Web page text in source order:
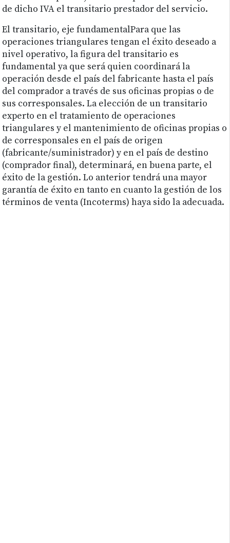
de dicho IVA el transitario prestador del servicio.
El transitario, eje fundamentalPara que las
operaciones triangulares tengan el éxito deseado a
nivel operativo, la figura del transitario es
fundamental ya que será quien coordinará la
operación desde el país del fabricante hasta el país
del comprador a través de sus oficinas propias o de
sus corresponsales. La elección de un transitario
experto en el tratamiento de operaciones
triangulares y el mantenimiento de oficinas propias o
de corresponsales en el país de origen
(fabricante/suministrador) y en el país de destino
(comprador final), determinará, en buena parte, el
éxito de la gestión. Lo anterior tendrá una mayor
garantía de éxito en tanto en cuanto la gestión de los
términos de venta (Incoterms) haya sido la adecuada.